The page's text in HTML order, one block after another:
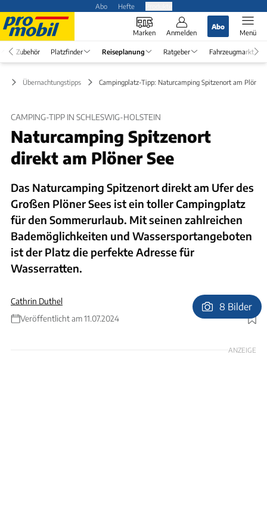
Abo Hefte
Marken Anmelden
Abo
Menü
Zubehör Platzfinder Reiseplanung Ratgeber Fahrzeugmarkt
Übernachtungstipps Campingplatz-Tipp: Naturcamping Spitzenort am Plöner
CAMPING-TIPP IN SCHLESWIG-HOLSTEIN
Naturcamping Spitzenort
direkt am Plöner See
Das Naturcamping Spitzenort direkt am Ufer des
Großen Plöner Sees ist ein toller Campingplatz
für den Sommerurlaub. Mit seinen zahlreichen
Bademöglichkeiten und Wassersportangeboten
ist der Platz die perfekte Adresse für
Wasserratten.
Cathrin Duthel
Veröffentlicht am 11.07.2024
Foto: Naturcamping Spitzenort
8 Bilder
ANZEIGE